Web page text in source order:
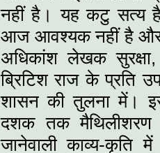
नहीं है। यह कटु सत्‍य है
आज आवश्‍यक नहीं है और
अधिकांश लेखक
ब्रिटिश राज के
शासन की तुलना में।
दशक तक मैथिलीशरण
जानेवाली काव्‍य-कृति